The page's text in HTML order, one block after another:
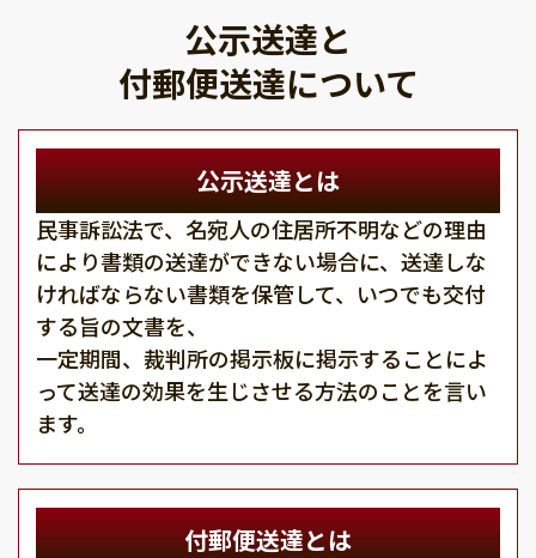
公示送達と
付郵便送達について
公示送達とは
民事訴訟法で、名宛人の住居所不明などの理由
により書類の送達ができない場合に、送達しな
ければならない書類を保管して、いつでも交付
する旨の文書を、
一定期間、裁判所の掲示板に掲示することによ
って送達の効果を生じさせる方法のことを言い
ます。
付郵便送達とは